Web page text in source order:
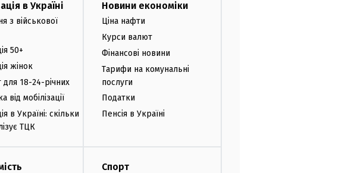
в Україні
з військової
50+
жінок
для 18-24-річних
від мобілізації
в Україні: скільки
ТЦК
Новини економіки
Ціна нафти
Курси валют
Фінансові новини
Тарифи на комунальні
послуги
Податки
Пенсія в Україні
Спорт